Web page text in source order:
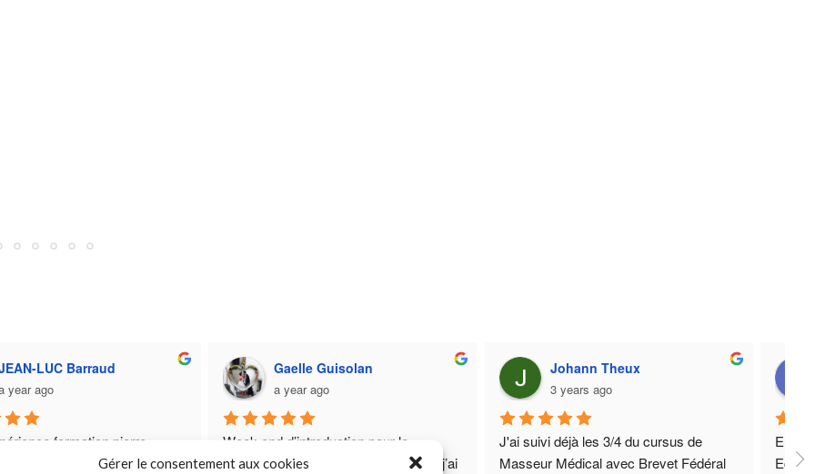
Gérer le consentement aux cookies
LUC Barraud
year ago
formation pierre
sérieux  merci beaucoup
Gaelle Guisolan
a year ago
Week-end d’introduction pour le
massage classique juste incroyable, j’ai
Johann Theux
3 years ago
J'ai suivi déjà les 3/4 du cursus de
Masseur Médical avec Brevet Fédéral
Ecole